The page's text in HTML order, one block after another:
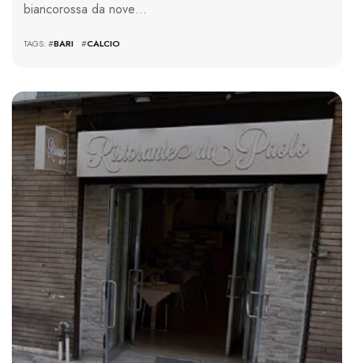
biancorossa da nove…
TAGS: #BARI #CALCIO